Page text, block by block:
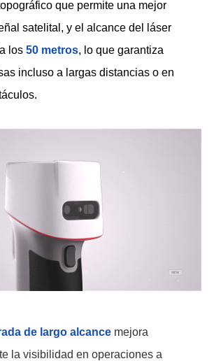
que permite una mejor
satelital, y el alcance del láser
los 50 metros, lo que garantiza
incluso a largas distancias o en
de largo alcance mejora
la visibilidad en operaciones a